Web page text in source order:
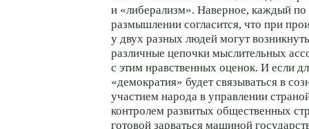
и «либерализм». Наверное, каждый по
размышлении согласится, что при
у двух разных людей могут
различные цепочки мыслительных
с этим нравственных оценок. И если
«демократия» будет связываться в
участием народа в управлении
контролем развитых общественных
готовой зарваться машиной